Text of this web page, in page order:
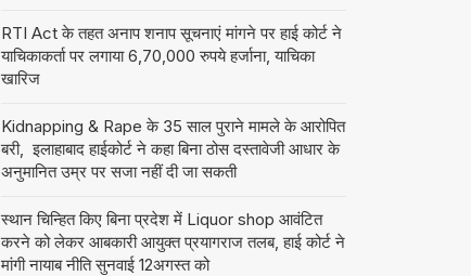
RTI Act के तहत अनाप शनाप सूचनाएं मांगने पर हाई कोर्ट ने
याचिकाकर्ता पर लगाया 6,70,000 रुपये हर्जाना, याचिका
खारिज
Kidnapping & Rape के 35 साल पुराने मामले के आरोपित
बरी, इलाहाबाद हाईकोर्ट ने कहा बिना ठोस दस्तावेजी आधार के
अनुमानित उम्र पर सजा नहीं दी जा सकती
स्थान चिन्हित किए बिना प्रदेश में Liquor shop आवंटित
करने को लेकर आबकारी आयुक्त प्रयागराज तलब, हाई कोर्ट ने
मांगी नायाब नीति सुनवाई 12अगस्त को